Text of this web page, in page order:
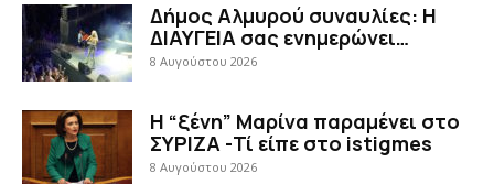
Δήμος Αλμυρού συναυλίες: Η
ΔΙΑΥΓΕΙΑ σας ενημερώνει…
8 Αυγούστου 2026
Η “ξένη” Μαρίνα παραμένει στο
ΣΥΡΙΖΑ -Τί είπε στο istigmes
8 Αυγούστου 2026